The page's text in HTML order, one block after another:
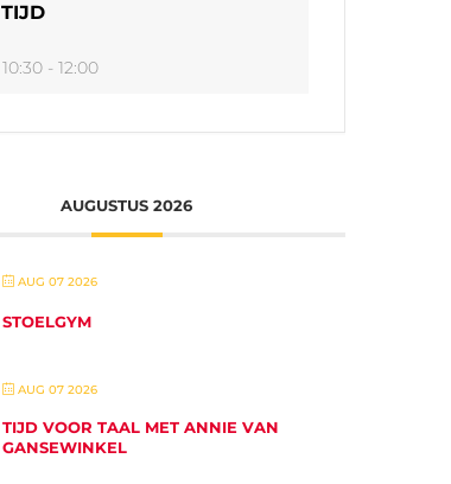
TIJD
10:30 - 12:00
AUGUSTUS 2026
AUG 07 2026
STOELGYM
AUG 07 2026
TIJD VOOR TAAL MET ANNIE VAN
GANSEWINKEL